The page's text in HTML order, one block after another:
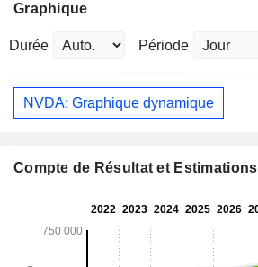
Graphique
Durée Période
NVDA: Graphique dynamique
Compte de Résultat et Estimations